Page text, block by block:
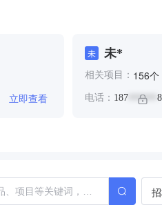
立即查看
未 未*
相关项目： 156个
电话： 187 ******